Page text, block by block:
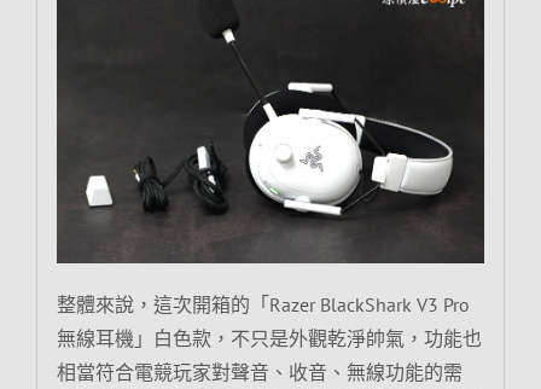
整體來說，這次開箱的「Razer BlackShark V3 Pro
無線耳機」白色款，不只是外觀乾淨帥氣，功能也
相當符合電競玩家對聲音、收音、無線功能的需